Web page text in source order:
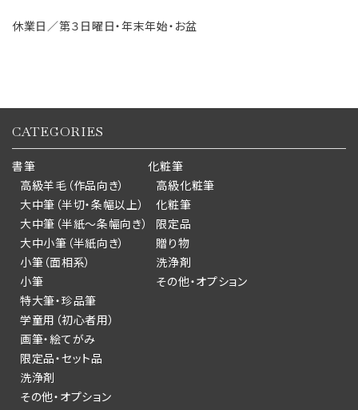
休業日／第３日曜日・年末年始・お盆
CATEGORIES
書筆
高級羊毛（作品向き）
大中筆（半切・条幅以上）
大中筆（半紙～条幅向き）
大中小筆（半紙向き）
小筆（面相系）
小筆
特大筆・珍品筆
学童用（初心者用）
画筆・絵てがみ
限定品・セット品
洗浄剤
その他・オプション
化粧筆
高級化粧筆
化粧筆
限定品
贈り物
洗浄剤
その他・オプション